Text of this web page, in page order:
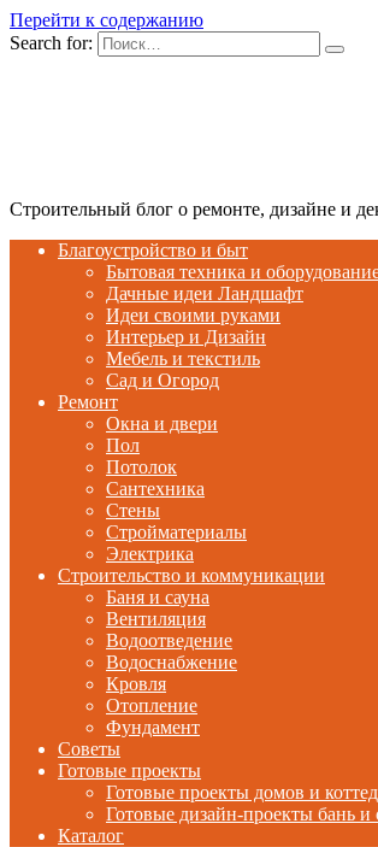
Перейти к содержанию
Search for:
Строительный блог о ремонте, дизайне и
Благоустройство и быт
Бытовая техника и
Дачные идеи Ландшафт
Идеи своими руками
Интерьер и Дизайн
Мебель и текстиль
Сад и Огород
Ремонт
Окна и двери
Пол
Потолок
Сантехника
Стены
Стройматериалы
Электрика
Строительство и коммуникации
Баня и сауна
Вентиляция
Водоотведение
Водоснабжение
Кровля
Отопление
Фундамент
Советы
Готовые проекты
Готовые проекты домов и
Готовые дизайн-проекты бань и
Каталог